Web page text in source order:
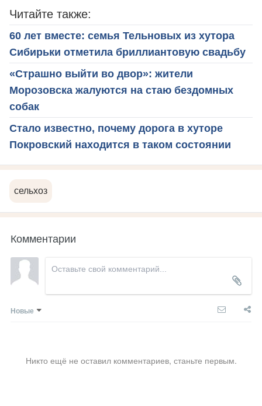
Читайте также:
60 лет вместе: семья Тельновых из хутора
Сибирьки отметила бриллиантовую свадьбу
«Страшно выйти во двор»: жители
Морозовска жалуются на стаю бездомных
собак
Стало известно, почему дорога в хуторе
Покровский находится в таком состоянии
сельхоз
Комментарии
Новые
Никто ещё не оставил комментариев, станьте первым.